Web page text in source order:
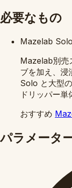
必要なもの
Mazelab
Mazelab別売
ブを加え、浸
Solo と大型
ドリッパー単
おすすめ
パラメータ